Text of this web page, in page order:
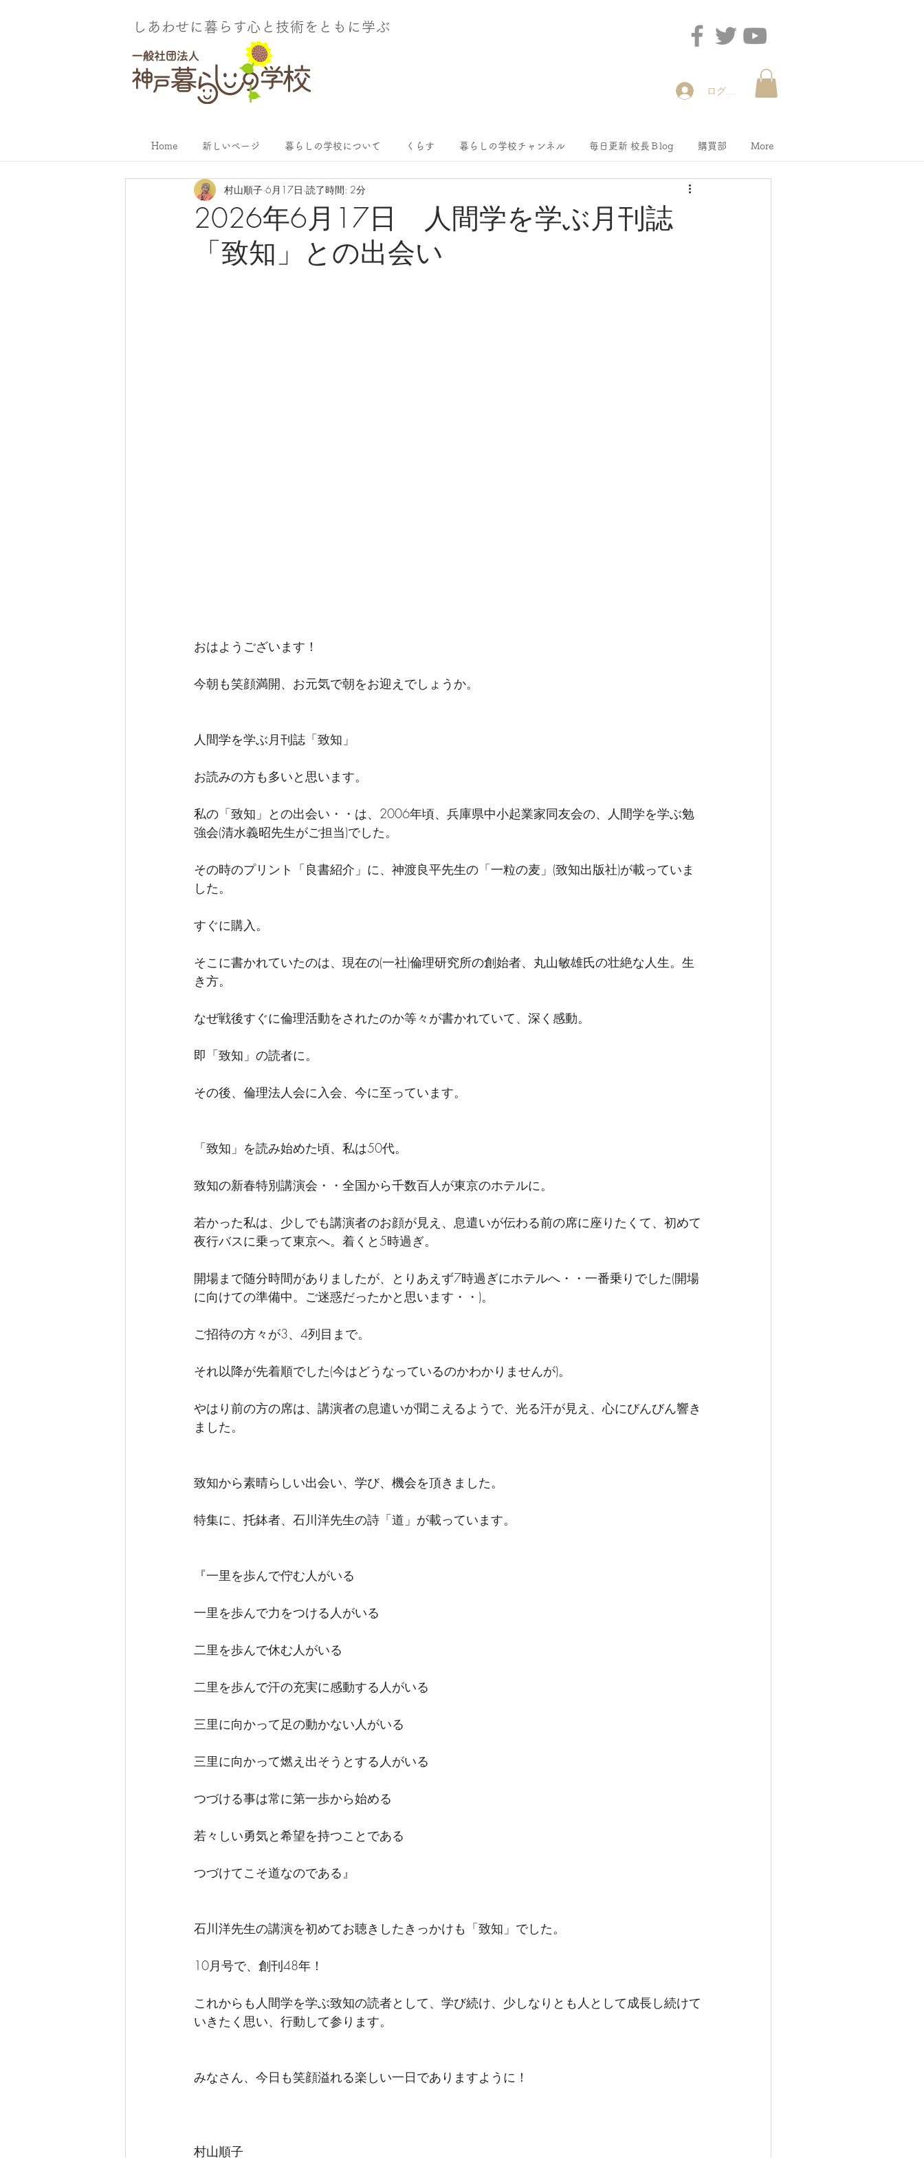
しあわせに暮らす​心と技術をともに学ぶ
ログイン
Home 新しいページ 暮らしの学校について くらす 暮らしの学校チャンネル 毎日更新 校長Ｂlog 購買部 More
2026年6月17日 人間学を学ぶ月刊誌
「致知」との出会い
村山順子 6月17日 読了時間: 2分
おはようございます！
今朝も笑顔満開、お元気で朝をお迎えでしょうか。
人間学を学ぶ月刊誌「致知」
お読みの方も多いと思います。
私の「致知」との出会い・・は、2006年頃、兵庫県中小起業家同友会の、人間学を学ぶ勉
強会(清水義昭先生がご担当)でした。
その時のプリント「良書紹介」に、神渡良平先生の「一粒の麦」(致知出版社)が載っていま
した。
すぐに購入。
そこに書かれていたのは、現在の(一社)倫理研究所の創始者、丸山敏雄氏の壮絶な人生。生
き方。
なぜ戦後すぐに倫理活動をされたのか等々が書かれていて、深く感動。
即「致知」の読者に。
その後、倫理法人会に入会、今に至っています。
「致知」を読み始めた頃、私は50代。
致知の新春特別講演会・・全国から千数百人が東京のホテルに。
若かった私は、少しでも講演者のお顔が見え、息遣いが伝わる前の席に座りたくて、初めて
夜行バスに乗って東京へ。着くと5時過ぎ。
開場まで随分時間がありましたが、とりあえず7時過ぎにホテルへ・・一番乗りでした(開場
に向けての準備中。ご迷惑だったかと思います・・)。
ご招待の方々が3、4列目まで。
それ以降が先着順でした(今はどうなっているのかわかりませんが)。
やはり前の方の席は、講演者の息遣いが聞こえるようで、光る汗が見え、心にびんびん響き
ました。
致知から素晴らしい出会い、学び、機会を頂きました。
特集に、托鉢者、石川洋先生の詩「道」が載っています。
『一里を歩んで佇む人がいる
一里を歩んで力をつける人がいる
二里を歩んで休む人がいる
二里を歩んで汗の充実に感動する人がいる
三里に向かって足の動かない人がいる
三里に向かって燃え出そうとする人がいる
つづける事は常に第一歩から始める
若々しい勇気と希望を持つことである
つづけてこそ道なのである』
石川洋先生の講演を初めてお聴きしたきっかけも「致知」でした。
10月号で、創刊48年！
これからも人間学を学ぶ致知の読者として、学び続け、少しなりとも人として成長し続けて
いきたく思い、行動して参ります。
みなさん、今日も笑顔溢れる楽しい一日でありますように！
村山順子